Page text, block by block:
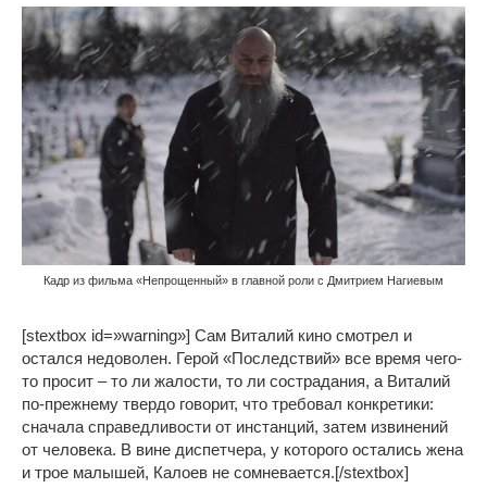
Кадр из фильма «Непрощенный» в главной роли с Дмитрием Нагиевым
[stextbox id=»warning»] Сам Виталий кино смотрел и
остался недоволен. Герой «Последствий» все время чего-
то просит – то ли жалости, то ли сострадания, а Виталий
по-прежнему твердо говорит, что требовал конкретики:
сначала справедливости от инстанций, затем извинений
от человека. В вине диспетчера, у которого остались жена
и трое малышей, Калоев не сомневается.[/stextbox]